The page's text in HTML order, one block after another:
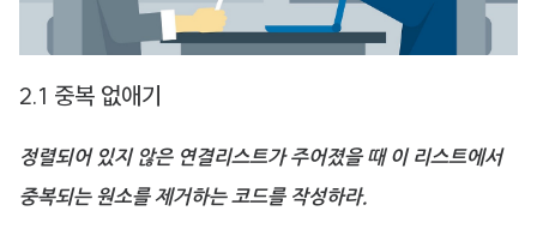
2.1 중복 없애기
정렬되어 있지 않은 연결리스트가 주어졌을 때 이 리스트에서
중복되는 원소를 제거하는 코드를 작성하라.